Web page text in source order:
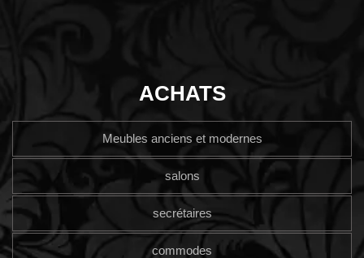
ACHATS
Meubles anciens et modernes
salons
secrétaires
commodes